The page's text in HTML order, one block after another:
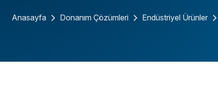
Anasayfa Donanım Çözümleri Endüstriyel Ürünler